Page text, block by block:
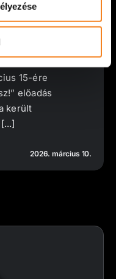
15-ére
előadás
került
2026. március 10.